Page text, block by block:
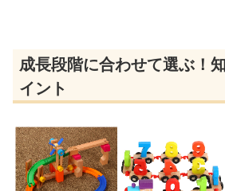
成長段階に合わせて選ぶ！
イント